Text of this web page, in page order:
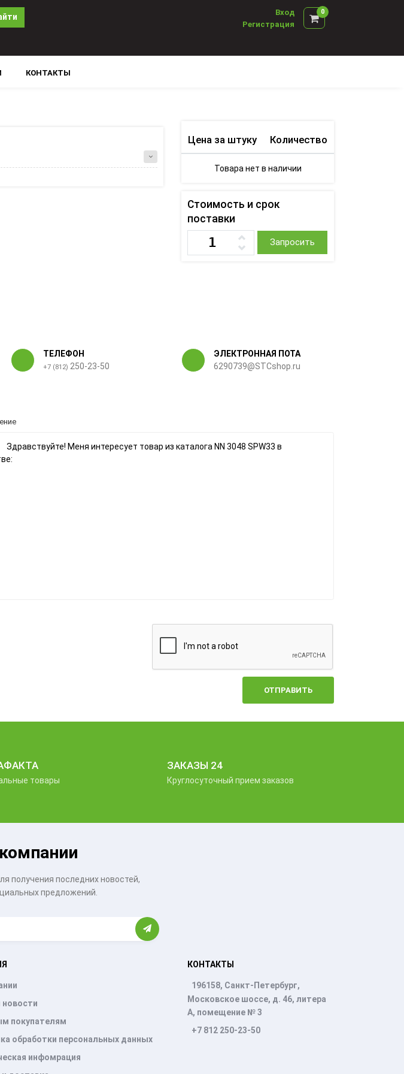
Вход
Регистрация
0
КОНТАКТЫ
Цена за штуку Количество
Товара нет в наличии
Стоимость и срок
поставки
Запросить
ТЕЛЕФОН
+7 (812) 250-23-50
ЭЛЕКТРОННАЯ ПОТА
6290739@STCshop.ru
ОТПРАВИТЬ
товары
ЗАКАЗЫ 24
Круглосуточный прием заказов
получения последних новостей,
предложений.
новости
покупателям
обработки персональных данных
инфомрация
КОНТАКТЫ
196158, Санкт-Петербург,
Московское шоссе, д. 46, литера
А, помещение № 3
+7 812 250-23-50